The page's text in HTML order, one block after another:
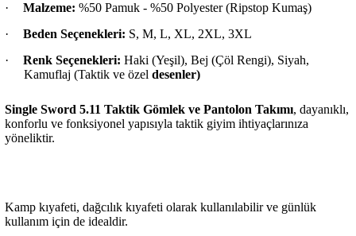
· Malzeme: %50 Pamuk - %50 Polyester (Ripstop Kumaş)
·
Beden Seçenekleri: S, M, L, XL, 2XL, 3XL
·
Renk Seçenekleri: Haki (Yeşil), Bej (Çöl Rengi), Siyah,
Kamuflaj (Taktik ve özel desenler)
Single Sword 5.11 Taktik Gömlek ve Pantolon Takımı, dayanıklı,
konforlu ve fonksiyonel yapısıyla taktik giyim ihtiyaçlarınıza
yöneliktir.
Kamp kıyafeti, dağcılık kıyafeti olarak kullanılabilir ve günlük
kullanım için de idealdir.